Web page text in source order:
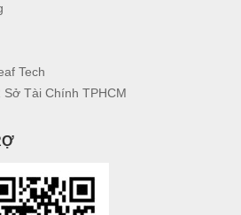
Tech
Tài Chính TPHCM